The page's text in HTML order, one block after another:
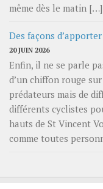
même dès le matin […]
Des façons
20 JUIN 2026
Enfin, il ne se parle
d’un chiffon rouge
prédateurs mais de
différents cyclistes
hauts de St Vincent
comme toutes